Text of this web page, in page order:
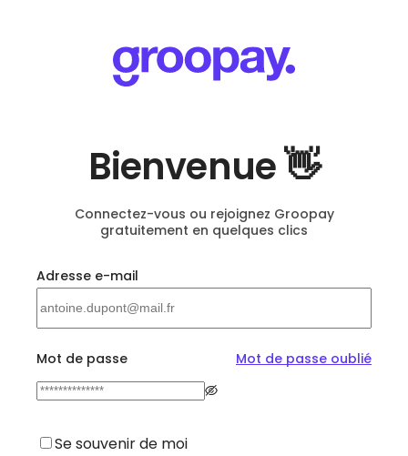
Bienvenue 👋
Connectez-vous ou rejoignez Groopay
gratuitement en quelques clics
Adresse e-mail
Mot de passe Mot de passe oublié
Se souvenir de moi